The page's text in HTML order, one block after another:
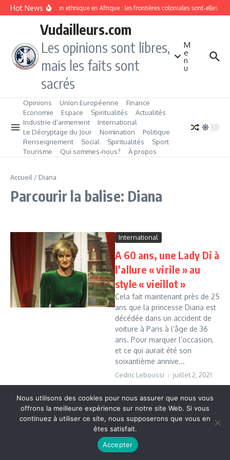
Aller au contenu
Hot NewsDivision ethnique en Afrique : les frontières coloniales sont‑elles
Vudailleurs.com
Les opinions sont libres,
mais les faits sont
sacrés
M
e
n
u
Opinions Union Européenne
Finance
Economie
Espace Spiritualités
Actualités
Industrie d’armement
International
Le Décryptage du Jour
Nomination
Politique
Renseignement
Social Spiritualités
Sport
Tourisme
Qui sommes‑nous? À propos
Accueil / Diana
Parcourir la balise: Diana
International
A 60 ans, une Lady Di à
l’allure « virile » au
style « vieillot »
Cela fait maintenant près de 25
ans que la princesse Diana est
décédée dans un accident de
voiture à Paris à l’âge de 36
ans. Pour marquer l’occasion,
et ce qui aurait été son
soixantième annive...
Cedric Leboussi juillet 2, 2021
Read More
Copyright © 2026 Vudailleurs.com | Réalisé par
Magazine
d'actualités X
Nous utilisons des cookies pour nous assurer que nous vous
offrons la meilleure expérience sur notre site Web. Si vous
continuez à utiliser ce site, nous supposerons que vous en
êtes satisfait.
Accepter